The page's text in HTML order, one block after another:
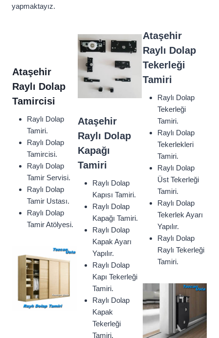
yapmaktayız.
Ataşehir
Raylı Dolap
Tamircisi
Raylı Dolap
Tamiri.
Raylı Dolap
Tamircisi.
Raylı Dolap
Tamir Servisi.
Raylı Dolap
Tamir Ustası.
Raylı Dolap
Tamir Atölyesi.
Ataşehir
Raylı Dolap
Kapağı
Tamiri
Raylı Dolap
Kapısı Tamiri.
Raylı Dolap
Kapağı Tamiri.
Raylı Dolap
Kapak Ayarı
Yapılır.
Raylı Dolap
Kapı Tekerleği
Tamiri.
Raylı Dolap
Kapak
Tekerleği
Tamiri.
Ataşehir
Raylı Dolap
Tekerleği
Tamiri
Raylı Dolap
Tekerleği
Tamiri.
Raylı Dolap
Tekerlekleri
Tamiri.
Raylı Dolap
Üst Tekerleği
Tamiri.
Raylı Dolap
Tekerlek Ayarı
Yapılır.
Raylı Dolap
Raylı Tekerleği
Tamiri.